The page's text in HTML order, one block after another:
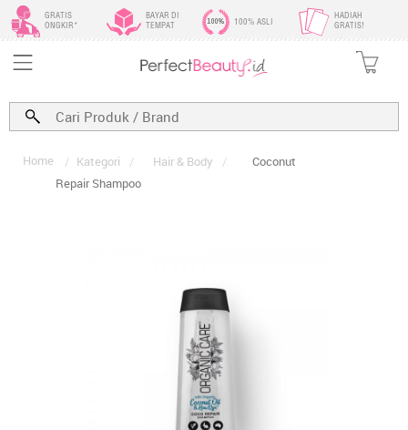
GRATIS
ONGKIR*
BAYAR DI
TEMPAT
100% ASLI
HADIAH
GRATIS!
Home / Kategori / Hair & Body /
Coconut
Repair Shampoo